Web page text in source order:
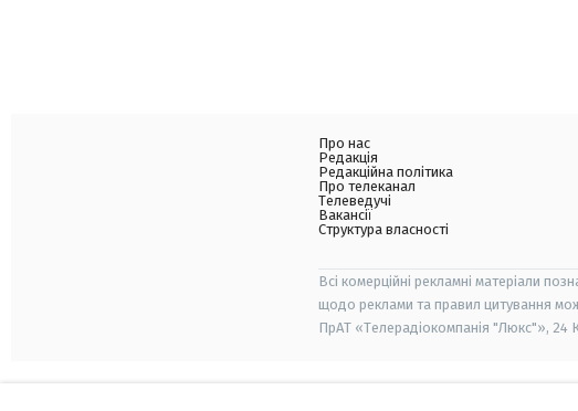
Про нас
Редакція
Редакційна політика
Про телеканал
Телеведучі
Вакансії
Структура власності
Всі комерційні рекламні матеріали
щодо реклами та правил цитування
ПрАТ «Телерадіокомпанія "Люкс"», 24